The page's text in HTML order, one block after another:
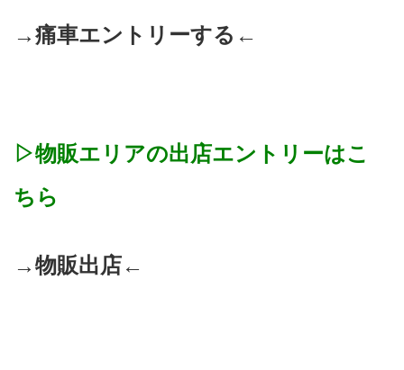
→痛車エントリーする ←
▷物販エリアの出店エントリーはこ
ちら
→物販出店←